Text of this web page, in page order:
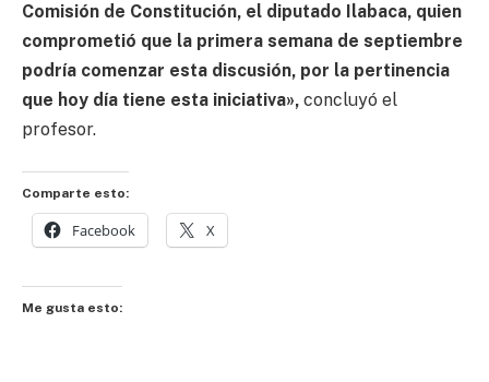
Comisión de Constitución, el diputado Ilabaca, quien
comprometió que la primera semana de septiembre
podría comenzar esta discusión, por la pertinencia
que hoy día tiene esta iniciativa», concluyó el
profesor.
Comparte esto:
Facebook X
Me gusta esto: